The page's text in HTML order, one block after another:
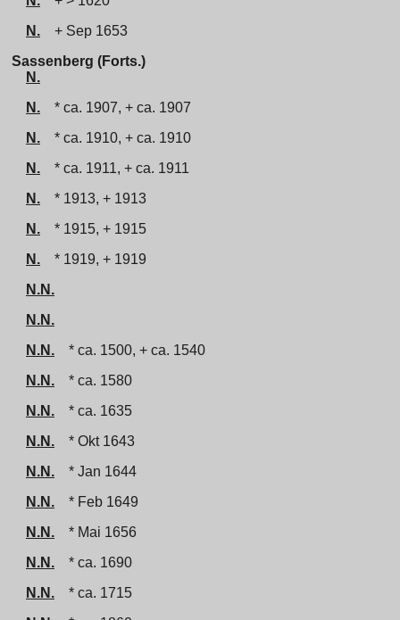
N.
+ Sep 1653
Sassenberg (Forts.)
N.
N.
* ca. 1907, + ca. 1907
N.
* ca. 1910, + ca. 1910
N.
* ca. 1911, + ca. 1911
N.
* 1913, + 1913
N.
* 1915, + 1915
N.
* 1919, + 1919
N.N.
N.N.
N.N.
* ca. 1500, + ca. 1540
N.N.
* ca. 1580
N.N.
* ca. 1635
N.N.
* Okt 1643
N.N.
* Jan 1644
N.N.
* Feb 1649
N.N.
* Mai 1656
N.N.
* ca. 1690
N.N.
* ca. 1715